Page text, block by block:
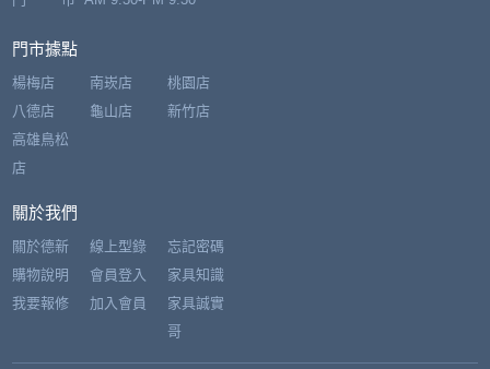
門市據點
楊梅店
八德店
南崁店
龜山店
桃園店
新竹店
高雄鳥松
店
關於我們
關於德新
購物說明
我要報修
線上型錄
會員登入
加入會員
忘記密碼
家具知識
家具誠實
哥